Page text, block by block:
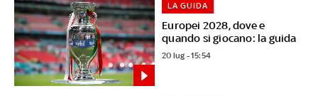
Europei 2028, dove e
quando si giocano: la guida
LA GUIDA
20 lug - 15:54